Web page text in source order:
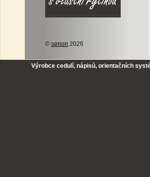
© senon 2026
Výrobce cedulí, nápisů, orientačních